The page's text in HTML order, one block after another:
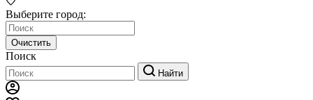
Выберите город:
Очистить
Поиск
Найти